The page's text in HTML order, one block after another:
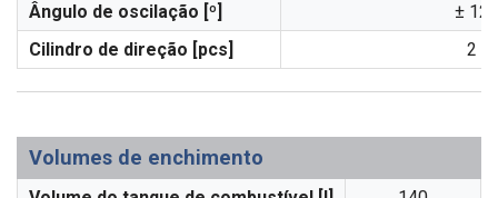
Ângulo de oscilação [º]
± 12
Cilindro de direção [pcs]
2
Volumes de enchimento